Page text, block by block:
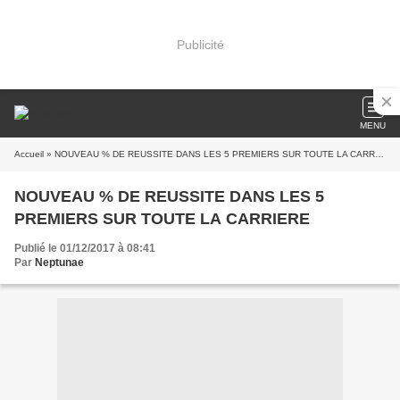
Publicité
MENU
Accueil » NOUVEAU % DE REUSSITE DANS LES 5 PREMIERS SUR TOUTE LA CARRIERE
NOUVEAU % DE REUSSITE DANS LES 5
PREMIERS SUR TOUTE LA CARRIERE
Publié le 01/12/2017 à 08:41
Par Neptunae